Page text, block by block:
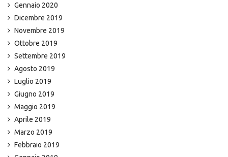
Gennaio 2020
Dicembre 2019
Novembre 2019
Ottobre 2019
Settembre 2019
Agosto 2019
Luglio 2019
Giugno 2019
Maggio 2019
Aprile 2019
Marzo 2019
Febbraio 2019